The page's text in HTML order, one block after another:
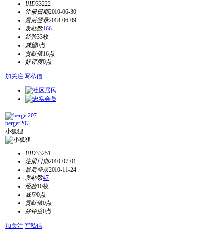
UID33222
注册日期2010-06-30
最后登录2018-06-09
发帖数166
经验33枚
威望0点
贡献值16点
好评度0点
加关注 写私信
berger207
小狐狸
UID33251
注册日期2010-07-01
最后登录2010-11-24
发帖数47
经验10枚
威望0点
贡献值0点
好评度0点
加关注 写私信